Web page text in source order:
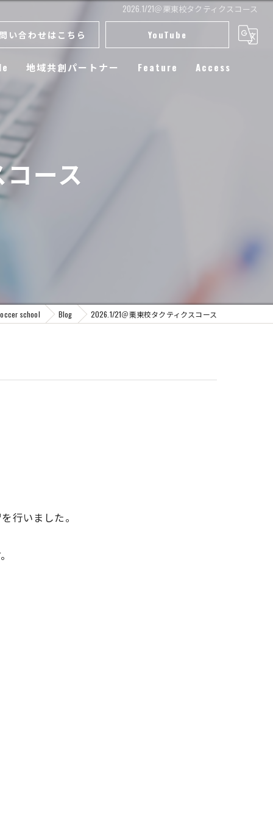
2026.1/21＠栗東校タクティクスコース
い合わせはこちら YouTube
地域共創パートナー Feature Access
ース
school Blog 2026.1/21＠栗東校タクティクスコース
行いました。